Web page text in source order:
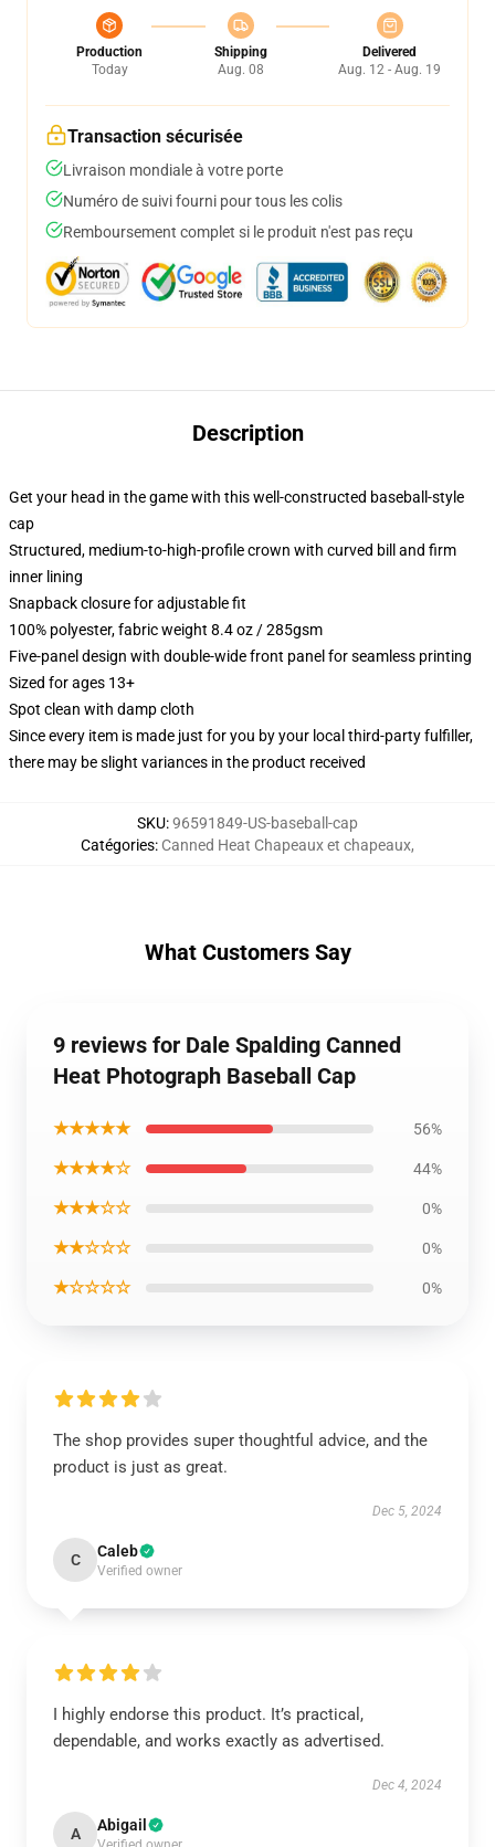
Production
Today
Shipping
Aug. 08
Delivered
Aug. 12 - Aug. 19
Transaction sécurisée
Livraison mondiale à votre porte
Numéro de suivi fourni pour tous les colis
Remboursement complet si le produit n'est pas reçu
Description
Get your head in the game with this well-constructed baseball-style
cap
Structured, medium-to-high-profile crown with curved bill and firm
inner lining
Snapback closure for adjustable fit
100% polyester, fabric weight 8.4 oz / 285gsm
Five-panel design with double-wide front panel for seamless printing
Sized for ages 13+
Spot clean with damp cloth
Since every item is made just for you by your local third-party fulfiller,
there may be slight variances in the product received
SKU:96591849-US-baseball-cap
Catégories: Canned Heat Chapeaux et chapeaux,
What Customers Say
9 reviews for Dale Spalding Canned
Heat Photograph Baseball Cap
★★★★★ 56%
★★★★☆ 44%
★★★☆☆ 0%
★★☆☆☆ 0%
★☆☆☆☆ 0%
The shop provides super thoughtful advice, and the
product is just as great.
Dec 5, 2024
C Caleb
Verified owner
I highly endorse this product. It’s practical,
dependable, and works exactly as advertised.
Dec 4, 2024
A Abigail